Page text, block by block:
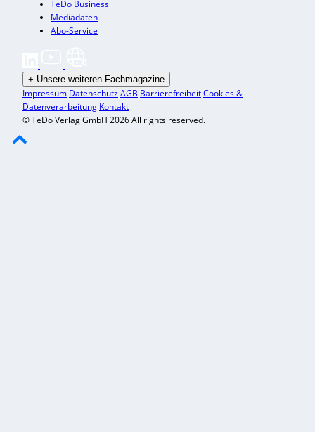
TeDo Business
Mediadaten
Abo-Service
+ Unsere weiteren Fachmagazine
Impressum DatenschutzAGB BarrierefreiheitCookies &
Datenverarbeitung Kontakt
© TeDo Verlag GmbH 2026 All rights reserved.